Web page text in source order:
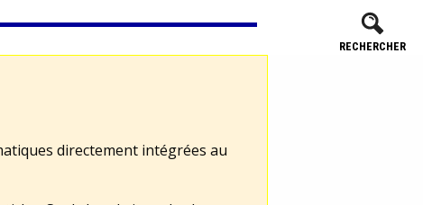
RECHERCHER
directement intégrées au